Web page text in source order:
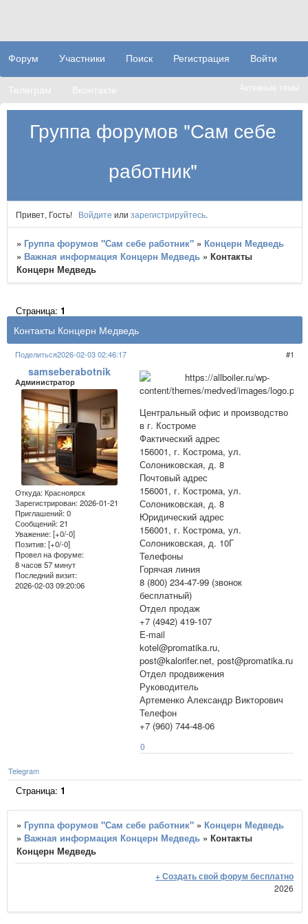
Группа форумов "Сам себе
работник"
Форум Участники Поиск Регистрация Войти
Телеграм Вконтакте Активные темы
Привет, Гость! Войдите или зарегистрируйтесь.
» Группа форумов "Сам себе работник" » Концерн Медведь
» Важная информация Концерн Медведь »Контакты
Концерн Медведь
Контакты Концерн Медведь
Страница:1
Поделиться 1
2026-02-03 02:46:17
samseberabotnik
Администратор
Откуда: Красноярск
Зарегистрирован: 2026-01-21
Приглашений:0
Сообщений:21
Уважение: [+0/-0]
Позитив: [+0/-0]
Провел на форуме:
8 часов 57 минут
Последний визит:
2026-02-03 09:20:06
Центральный офис и производство
в г. Костроме
Фактический адрес
156001, г. Кострома, ул.
Солониковская, д. 8
Почтовый адрес
156001, г. Кострома, ул.
Солониковская, д. 8
Юридический адрес
156001, г. Кострома, ул.
Солониковская, д. 10Г
Телефоны
Горячая линия
8 (800) 234-47-99 (звонок
бесплатный)
Отдел продаж
+7 (4942) 419-107
E-mail
kotel@promatika.ru,
post@kalorifer.net, post@promatika.ru
Отдел продвижения
Руководитель
Артеменко Александр Викторович
Телефон
+7 (960) 744-48-06
0
Telegram
Страница:1
» Группа форумов "Сам себе работник" » Концерн Медведь
» Важная информация Концерн Медведь »Контакты
Концерн Медведь
+ Создать свой форум бесплатно
2026